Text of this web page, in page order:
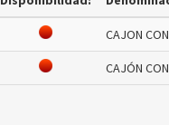
CAJON
CAJÓN